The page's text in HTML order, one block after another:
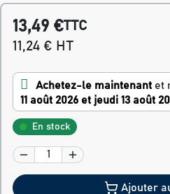
13,49 €TTC
11,24 € HT
Achetez-le maintenant et
11 août 2026 et jeudi 13 août
En stock
Ajouter